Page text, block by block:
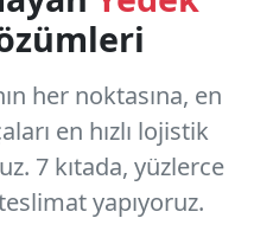
her noktasına, en
en hızlı lojistik
7 kıtada, yüzlerce
yapıyoruz.